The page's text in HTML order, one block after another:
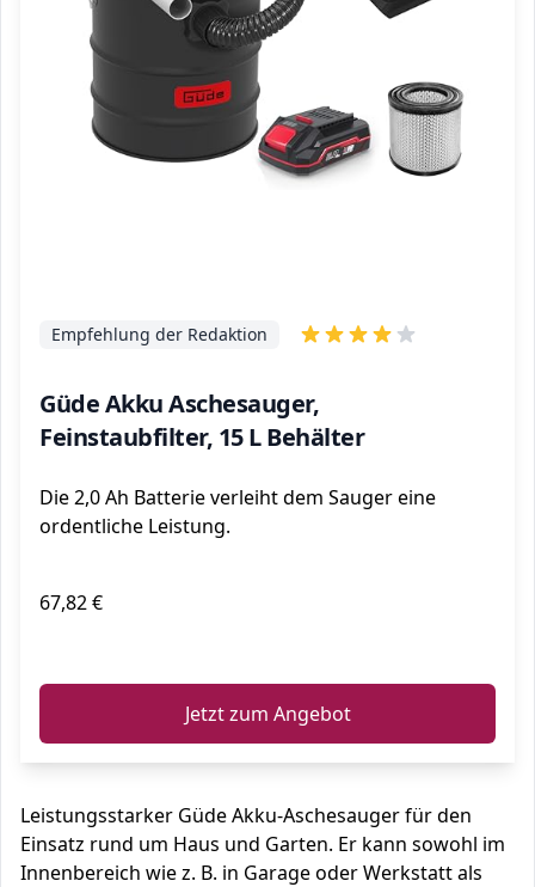
Güde Akku Aschesauger,
Feinstaubfilter, 15 L Behälter
Empfehlung der Redaktion
Die 2,0 Ah Batterie verleiht dem Sauger eine
ordentliche Leistung.
67,82 €
Jetzt zum Angebot
Leistungsstarker Güde Akku-Aschesauger für den
Einsatz rund um Haus und Garten. Er kann sowohl im
Innenbereich wie z. B. in Garage oder Werkstatt als